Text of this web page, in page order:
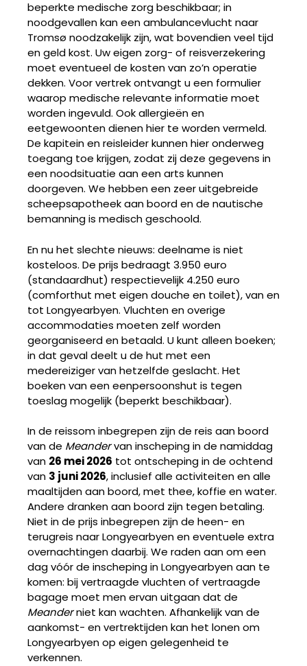
beperkte medische zorg beschikbaar; in
noodgevallen kan een ambulancevlucht naar
Tromsø noodzakelijk zijn, wat bovendien veel tijd
en geld kost. Uw eigen zorg- of reisverzekering
moet eventueel de kosten van zo’n operatie
dekken. Voor vertrek ontvangt u een formulier
waarop medische relevante informatie moet
worden ingevuld. Ook allergieën en
eetgewoonten dienen hier te worden vermeld.
De kapitein en reisleider kunnen hier onderweg
toegang toe krijgen, zodat zij deze gegevens in
een noodsituatie aan een arts kunnen
doorgeven. We hebben een zeer uitgebreide
scheepsapotheek aan boord en de nautische
bemanning is medisch geschoold.
En nu het slechte nieuws: deelname is niet
kosteloos. De prijs bedraagt 3.950 euro
(standaardhut) respectievelijk 4.250 euro
(comforthut met eigen douche en toilet), van en
tot Longyearbyen. Vluchten en overige
accommodaties moeten zelf worden
georganiseerd en betaald. U kunt alleen boeken;
in dat geval deelt u de hut met een
medereiziger van hetzelfde geslacht. Het
boeken van een eenpersoonshut is tegen
toeslag mogelijk (beperkt beschikbaar).
In de reissom inbegrepen zijn de reis aan boord
van de Meandervan inscheping in de namiddag
van 26 mei 2026 tot ontscheping in de ochtend
van 3 juni 2026, inclusief alle activiteiten en alle
maaltijden aan boord, met thee, koffie en water.
Andere dranken aan boord zijn tegen betaling.
Niet in de prijs inbegrepen zijn de heen- en
terugreis naar Longyearbyen en eventuele extra
overnachtingen daarbij. We raden aan om een
dag vóór de inscheping in Longyearbyen aan te
komen: bij vertraagde vluchten of vertraagde
bagage moet men ervan uitgaan dat de
Meanderniet kan wachten. Afhankelijk van de
aankomst- en vertrektijden kan het lonen om
Longyearbyen op eigen gelegenheid te
verkennen.